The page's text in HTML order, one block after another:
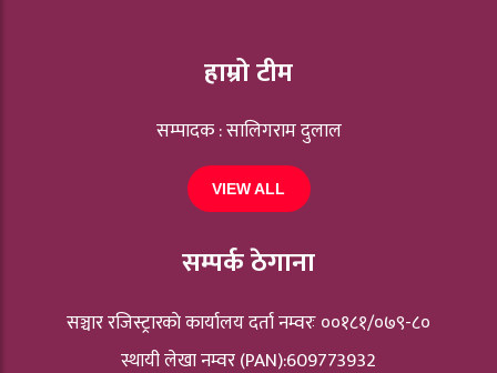
हाम्रो टीम
सम्पादक : सालिगराम दुलाल
VIEW ALL
सम्पर्क ठेगाना
सञ्चार रजिस्ट्रारकाे कार्यालय दर्ता नम्वरः ००१८१/०७९-८०
स्थायी लेखा नम्वर (PAN):609773932